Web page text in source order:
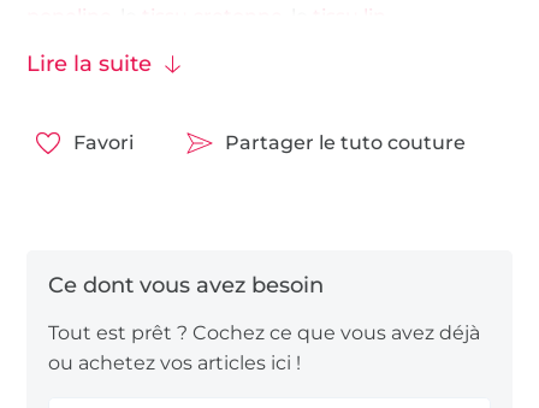
popeline
tissu cretonne tissu lin
Nous vous souhaitons beaucoup de plaisir à
Lire la suite
Favori Partager le tuto couture
Tout est prêt ? Cochez ce que vous avez déjà
ou achetez vos articles ici !